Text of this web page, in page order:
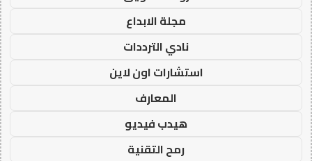
مجلة الابداع
نادي الترددات
استشارات اون لاين
المعارف
هيدب فيديو
رمح التقنية